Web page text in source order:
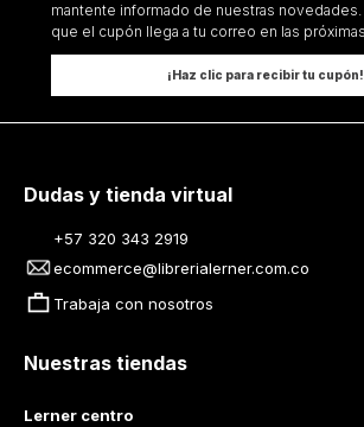
mantente informado de nuestras novedades.
que el cupón llega a tu correo en las
¡Haz clic para recibir tu cupón!
Dudas y tienda virtual
+57 320 343 2919
ecommerce@librerialerner.com.co
Trabaja con nosotros
Nuestras tiendas
Lerner centro